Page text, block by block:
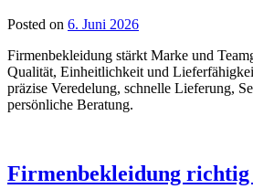
Posted on 6. Juni 2026
Firmenbekleidung stärkt Marke und
Qualität, Einheitlichkeit und
präzise Veredelung, schnelle Lieferung,
persönliche Beratung.
Firmenbekleidung richtig